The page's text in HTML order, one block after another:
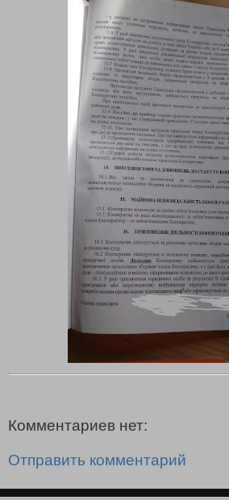
Комментариев нет:
Отправить комментарий